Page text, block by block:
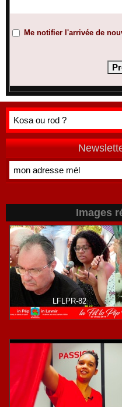
Me notifier l'arrivée de
Images
LFLPR-82